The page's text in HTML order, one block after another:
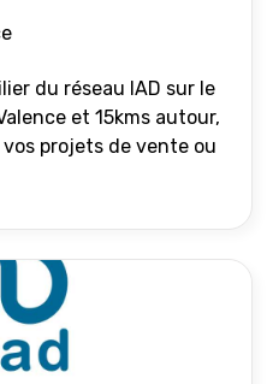
et 15kms autour,
projets de vente ou